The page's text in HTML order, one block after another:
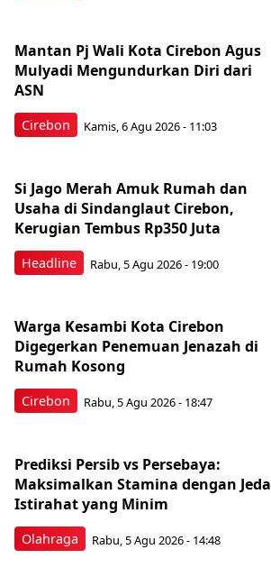
Cirebon
Mantan Pj Wali Kota Cirebon Agus
Mulyadi Mengundurkan Diri dari
ASN
Kamis, 6 Agu 2026 - 11:03
Headline
Si Jago Merah Amuk Rumah dan
Usaha di Sindanglaut Cirebon,
Kerugian Tembus Rp350 Juta
Rabu, 5 Agu 2026 - 19:00
Cirebon
Warga Kesambi Kota Cirebon
Digegerkan Penemuan Jenazah di
Rumah Kosong
Rabu, 5 Agu 2026 - 18:47
Olahraga
Prediksi Persib vs Persebaya:
Maksimalkan Stamina dengan Jeda
Istirahat yang Minim
Rabu, 5 Agu 2026 - 14:48